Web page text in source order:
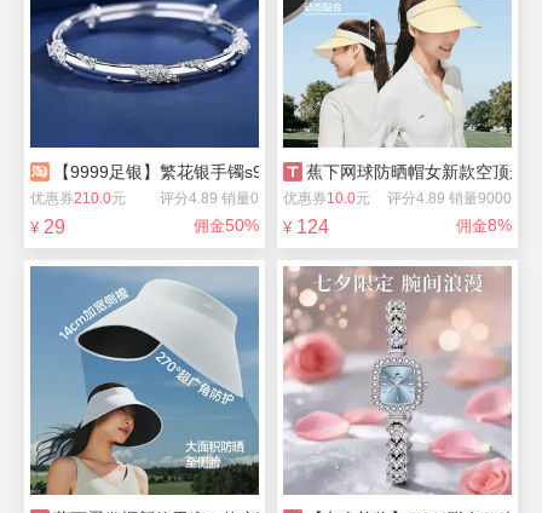
【9999足银】繁花银手镯s999送老婆女友
优惠券210.0元 评分4.89 销量0
¥ 29 佣金50%
蕉下网球防晒帽女新款空顶运
优惠券10.0元 评分4.89 销量9000
¥ 124 佣金8%